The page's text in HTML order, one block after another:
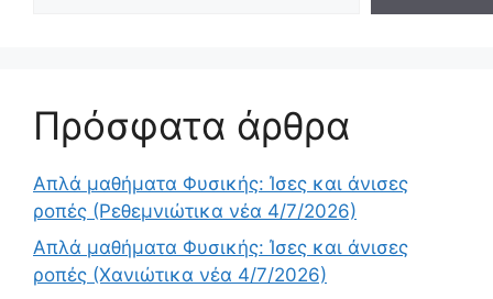
Πρόσφατα άρθρα
Απλά μαθήματα Φυσικής: Ίσες και άνισες
ροπές (Ρεθεμνιώτικα νέα 4/7/2026)
Απλά μαθήματα Φυσικής: Ίσες και άνισες
ροπές (Χανιώτικα νέα 4/7/2026)